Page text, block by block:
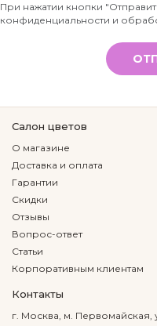
Телефон
*
При нажатии кнопки
конфиденциальности и
Салон цветов
О магазине
Доставка и оплата
Гарантии
Скидки
Отзывы
Вопрос-ответ
Статьи
Корпоративным клиентам
Контакты
г. Москва, м. Первомайская,